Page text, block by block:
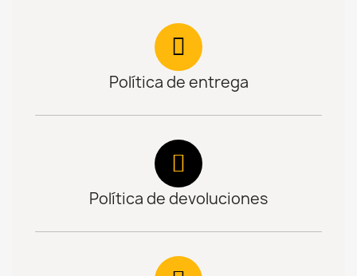
Política de entrega
Política de devoluciones